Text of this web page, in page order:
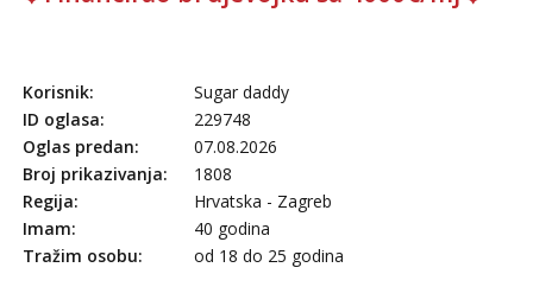
Obavijesti me kada se oslobodi
064/677-677- Kod: #142
Korisnik:
Sugar daddy
ID oglasa:
229748
Oglas predan:
07.08.2026
Broj prikazivanja:
1808
Regija:
Hrvatska - Zagreb
Imam:
40 godina
Tražim osobu:
od 18 do 25 godina